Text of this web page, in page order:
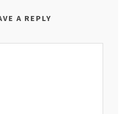
A REPLY